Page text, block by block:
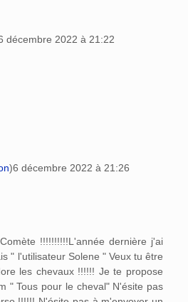
décembre 2022 à 21:22
)6 décembre 2022 à 21:26
!!!!!!!!!!L'année dernière j'ai
" l'utilisateur Solene " Veux tu être
les chevaux !!!!!! Je te propose
" Tous pour le cheval" N'ésite pas